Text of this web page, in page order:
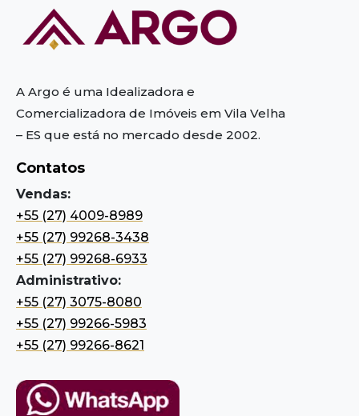
A Argo é uma Idealizadora e
Comercializadora de Imóveis em Vila Velha
– ES que está no mercado desde 2002.
Contatos
Vendas:
+55 (27) 4009-8989
+55 (27) 99268-3438
+55 (27) 99268-6933
Administrativo:
+55 (27) 3075-8080
+55 (27) 99266-5983
+55 (27) 99266-8621